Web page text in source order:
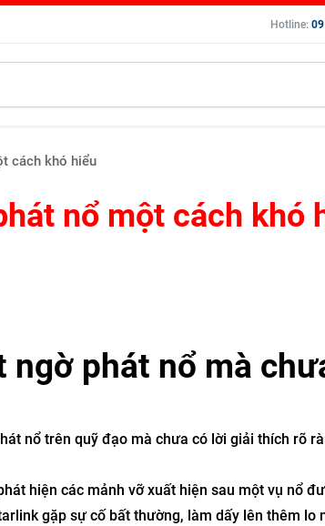
Hotline:
cách khó hiểu
nổ một cách khó
phát nổ mà
nổ trên quỹ đạo mà chưa có lời giải thích rõ
hiện các mảnh vỡ xuất hiện sau một vụ nổ
gặp sự cố bất thường, làm dấy lên thêm lo